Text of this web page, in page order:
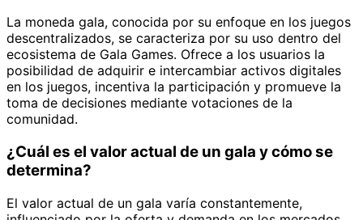
La moneda gala, conocida por su enfoque en los juegos
descentralizados, se caracteriza por su uso dentro del
ecosistema de Gala Games. Ofrece a los usuarios la
posibilidad de adquirir e intercambiar activos digitales
en los juegos, incentiva la participación y promueve la
toma de decisiones mediante votaciones de la
comunidad.
¿Cuál es el valor actual de un gala y cómo se
determina?
El valor actual de un gala varía constantemente,